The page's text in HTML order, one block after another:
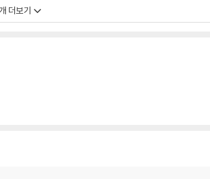
장난 계획은 모두 물거품이 되어 버리고 만답니다. 이대로
커진 장난 계획에 여러분의 아이디어를 더해 보세요~!
더보기